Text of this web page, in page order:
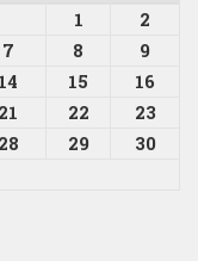
1
2
7 8
9
14 15
16
21 22
23
28 29
30